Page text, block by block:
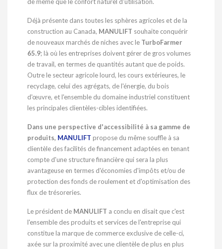
de même que le confort naturel d'utilisation.
Déjà présente dans toutes les sphères agricoles et de la
construction au Canada, MANULIFT souhaite conquérir
de nouveaux marchés de niches avec le TurboFarmer
65.9; là où les entreprises doivent gérer de gros volumes
de travail, en termes de quantités autant que de poids.
Outre le secteur agricole lourd, les cours extérieures, le
recyclage, celui des agrégats, de l'énergie, du bois
d'œuvre, et l'ensemble du domaine industriel constituent
les principales clientèles-cibles identifiées.
Dans une perspective d'accessibilité à sa gamme de
produits, MANULIFT propose du même souffle à sa
clientèle des facilités de financement adaptées en tenant
compte d'une structure financière qui sera la plus
avantageuse en termes d'économies d'impôts et/ou de
protection des fonds de roulement et d'optimisation des
flux de trésoreries.
Le président de MANULIFT a conclu en disait que c'est
l'ensemble des produits et services de l'entreprise qui
constitue la marque de commerce exclusive de celle-ci,
axée sur la proximité avec une clientèle de plus en plus